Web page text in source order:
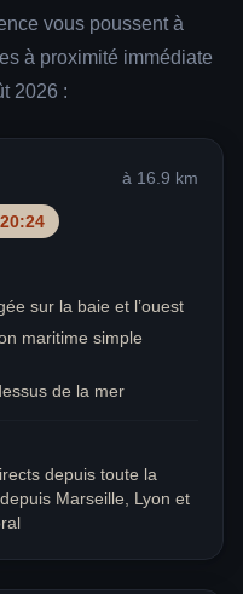
vous poussent à
à proximité immédiate
2026 :
à 16.9 km
20:24
sur la baie et l’ouest
maritime simple
de la mer
depuis toute la
Marseille, Lyon et